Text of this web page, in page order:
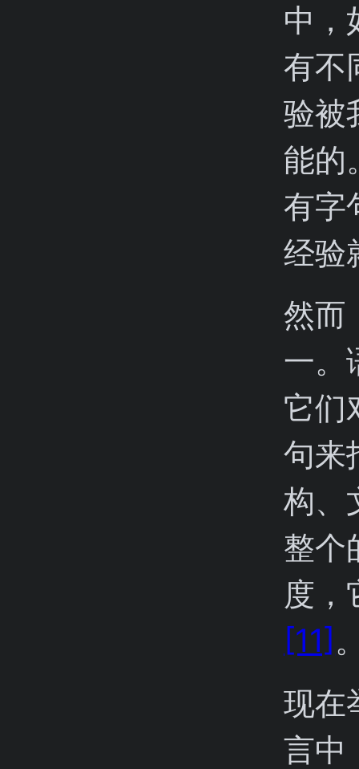
中，
有不
验被
能的
有字
经验
然而
一。
它们
句来
构、
整个
度，
[11]
现在
言中